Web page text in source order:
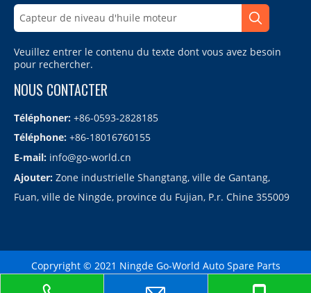
Veuillez entrer le contenu du texte dont vous avez besoin
pour rechercher.
NOUS CONTACTER
Téléphoner: +86-0593-2828185
Téléphone: +86-18016760155
E-mail: info@go-world.cn
Ajouter: Zone industrielle Shangtang, ville de Gantang,
Fuan, ville de Ningde, province du Fujian, P.r. Chine 355009
Copryright © 2021 Ningde Go-World Auto Spare Parts
Co.,LTD.备案号：
| Technology